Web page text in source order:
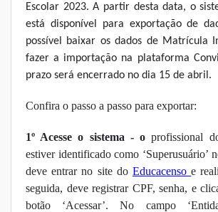
Escolar 2023. A partir desta data, o
está disponível para exportação de
possível baixar os dados de Matrícula
fazer a importação na plataforma
prazo será encerrado no dia 15 de abril.
Confira o passo a passo para exportar:
1º Acesse o sistema - o profissional
estiver identificado como ‘Superusuário’
deve entrar no site do Educacensoe
seguida, deve registrar CPF, senha, e
botão ‘Acessar’. No campo